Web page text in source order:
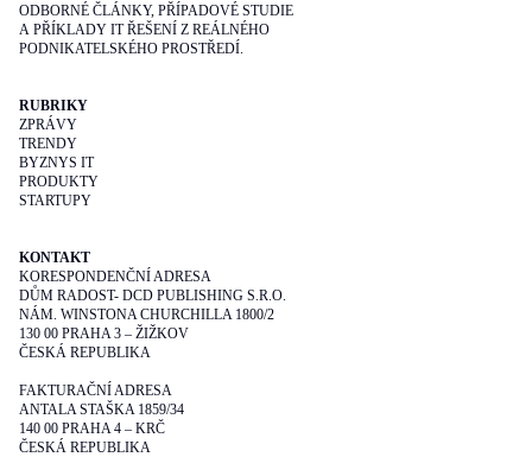
ODBORNÉ ČLÁNKY, PŘÍPADOVÉ STUDIE
A PŘÍKLADY IT ŘEŠENÍ Z REÁLNÉHO
PODNIKATELSKÉHO PROSTŘEDÍ.
RUBRIKY
ZPRÁVY
TRENDY
BYZNYS IT
PRODUKTY
STARTUPY
KONTAKT
KORESPONDENČNÍ ADRESA
DŮM RADOST- DCD PUBLISHING S.R.O.
NÁM. WINSTONA CHURCHILLA 1800/2
130 00 PRAHA 3 – ŽIŽKOV
ČESKÁ REPUBLIKA
FAKTURAČNÍ ADRESA
ANTALA STAŠKA 1859/34
140 00 PRAHA 4 – KRČ
ČESKÁ REPUBLIKA